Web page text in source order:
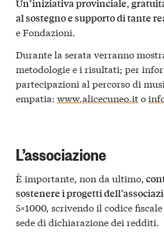
Un’iniziativa provinciale,
al sostegno e supporto di tante
e Fondazioni.
Durante la serata verranno
metodologie e i risultati; per
partecipazioni al percorso di
empatia: www.alicecuneo.ito
L’associazione
È importante, non da ultimo,
sostenere i progetti
5×1000, scrivendo il codice
sede di dichiarazione dei redditi.